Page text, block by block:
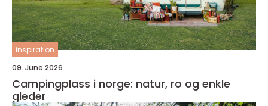
inspiration
09. June 2026
Campingplass i norge: natur, ro og enkle
gleder